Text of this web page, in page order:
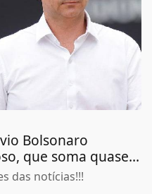
Bolsonaro
que soma quase...
das notícias!!!